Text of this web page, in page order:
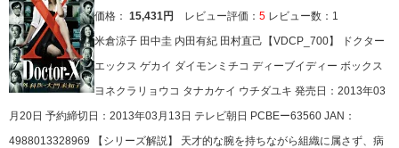
価格： 15,431円 レビュー評価： 5 レビュー数：1
米倉涼子 田中圭 内田有紀 田村直己【VDCP_700】 ドクター
エックス ゲカイ ダイモンミチコ ディーブイディー ボックス
ヨネクラリョウコ タナカケイ ウチダユキ 発売日：2013年03
月20日 予約締切日：2013年03月13日 テレビ朝日 PCBEー63560 JAN：
4988013328969 【シリーズ解説】 天才的な腕を持ちながら組織に属さず、病